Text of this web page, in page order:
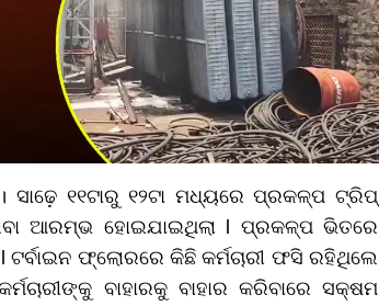
୧୧ଟାରୁ ୧୨ଟା ମଧ୍ୟରେ ପ୍ରକଳ୍ପ ଟ୍ରିପ୍
ଆରମ୍ଭ ହୋଇଯାଇଥିଲା l ପ୍ରକଳ୍ପ ଭିତରେ
ଫ୍ଲୋରରେ କିଛି କର୍ମଚାରୀ ଫସି ରହିଥିଲେ
ବାହାରକୁ ବାହାର କରିବାରେ ସକ୍ଷମ